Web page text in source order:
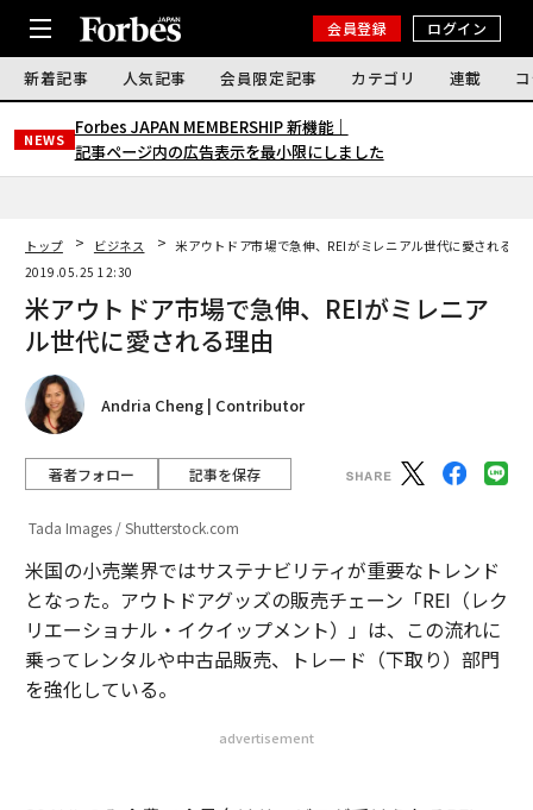
会員登録 ログイン
新着記事 人気記事 会員限定記事 カテゴリ 連載
NEWS
Forbes JAPAN MEMBERSHIP 新機能｜
記事ページ内の広告表示を最小限にしました
トップ ビジネス
米アウトドア市場で急伸、REIがミレニアル世代に愛される理
2019.05.25 12:30
米アウトドア市場で急伸、REIがミレニア
ル世代に愛される理由
Andria Cheng | Contributor
著者フォロー 記事を保存
Tada Images / Shutterstock.com
米国の小売業界ではサステナビリティが重要なトレンド
となった。アウトドアグッズの販売チェーン「REI（レク
リエーショナル・イクイップメント）」は、この流れに
乗ってレンタルや中古品販売、トレード（下取り）部門
を強化している。
advertisement